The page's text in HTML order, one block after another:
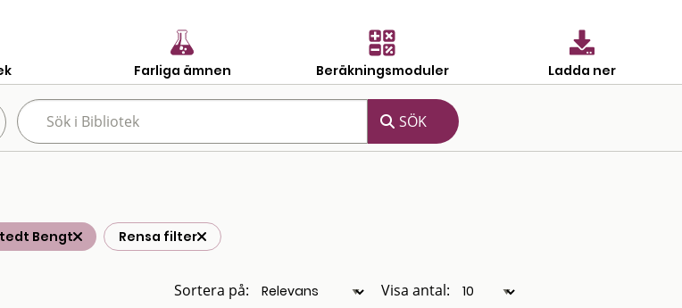
Farliga ämnen Beräkningsmoduler Ladda ner
Bengt Rensa filter
Sortera på: Visa antal: